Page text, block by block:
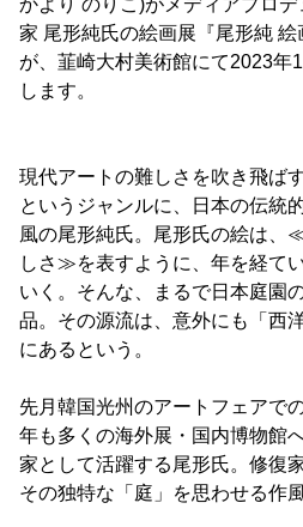
かより のりこ)がメディアプロ
家 尾形純氏の絵画展『尾形純 絵
が、韮崎大村美術館にて2023年
します。
現代アートの難しさを吹き飛ば
というジャンルに、日本の伝統
風の尾形純氏。尾形氏の絵は、
しさ≫を表すように、年を経て
いく。そんな、まるで日本庭園
品。その源流は、意外にも「西
にあるという。
先月韓国光州のアートフェアで
年も多くの海外展・国内博物館
家として活躍する尾形氏。修復
その独特な「庭」を思わせる作